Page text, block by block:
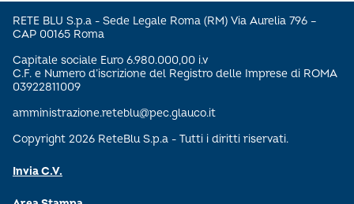
RETE BLU S.p.a - Sede Legale Roma (RM) Via Aurelia 796 –
CAP 00165 Roma
Capitale sociale Euro 6.980.000,00 i.v
C.F. e Numero d’iscrizione del Registro delle Imprese di ROMA
03922811009
amministrazione.reteblu@pec.glauco.it
Copyright 2026 ReteBlu S.p.a - Tutti i diritti riservati.
Invia C.V.